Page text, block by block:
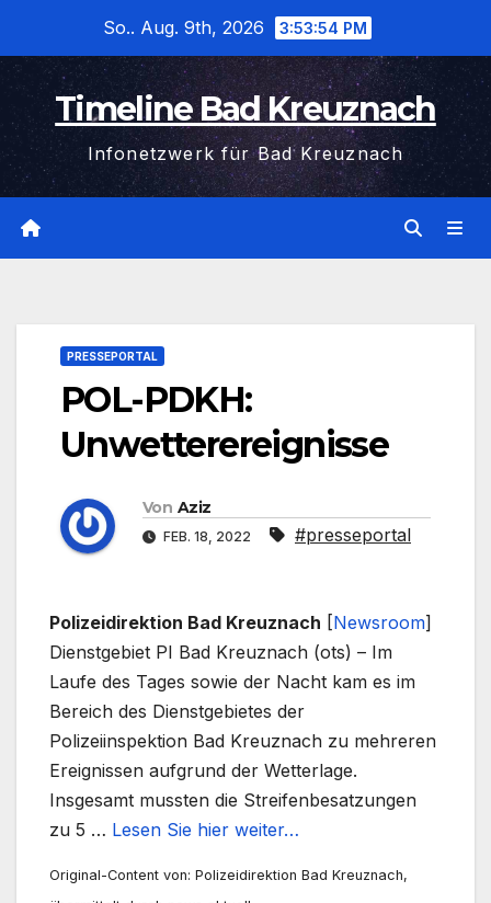
wechseln
So.. Aug. 9th, 2026 3:53:54 PM
Timeline Bad Kreuznach
Infonetzwerk für Bad Kreuznach
PRESSEPORTAL
POL-PDKH:
Unwetterereignisse
Von Aziz
FEB. 18, 2022 #presseportal
Polizeidirektion Bad Kreuznach [Newsroom]
Dienstgebiet PI Bad Kreuznach (ots) – Im
Laufe des Tages sowie der Nacht kam es im
Bereich des Dienstgebietes der
Polizeiinspektion Bad Kreuznach zu mehreren
Ereignissen aufgrund der Wetterlage.
Insgesamt mussten die Streifenbesatzungen
zu 5 … Lesen Sie hier weiter…
Original-Content von: Polizeidirektion Bad Kreuznach,